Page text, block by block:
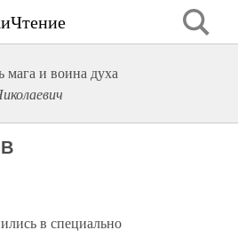
мага и воина духа
в специально